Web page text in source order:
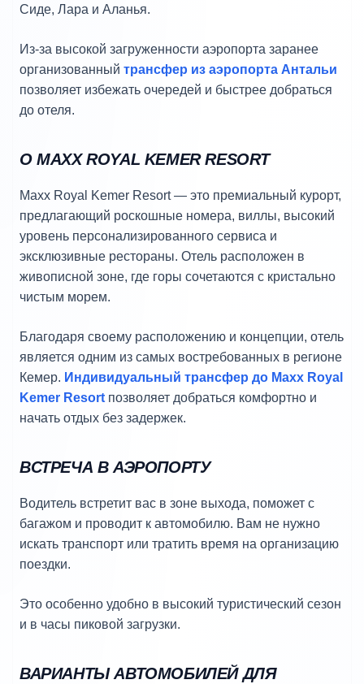
Сиде, Лара и Аланья.
Из-за высокой загруженности аэропорта заранее
организованный трансфер из аэропорта Антальи
позволяет избежать очередей и быстрее добраться
до отеля.
О MAXX ROYAL KEMER RESORT
Maxx Royal Kemer Resort — это премиальный курорт,
предлагающий роскошные номера, виллы, высокий
уровень персонализированного сервиса и
эксклюзивные рестораны. Отель расположен в
живописной зоне, где горы сочетаются с кристально
чистым морем.
Благодаря своему расположению и концепции, отель
является одним из самых востребованных в регионе
Кемер. Индивидуальный трансфер до Maxx Royal
Kemer Resortпозволяет добраться комфортно и
начать отдых без задержек.
ВСТРЕЧА В АЭРОПОРТУ
Водитель встретит вас в зоне выхода, поможет с
багажом и проводит к автомобилю. Вам не нужно
искать транспорт или тратить время на организацию
поездки.
Это особенно удобно в высокий туристический сезон
и в часы пиковой загрузки.
ВАРИАНТЫ АВТОМОБИЛЕЙ ДЛЯ